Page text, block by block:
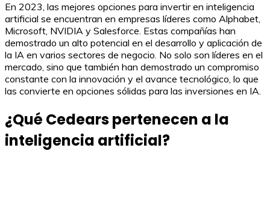
En 2023, las mejores opciones para invertir en inteligencia
artificial se encuentran en empresas líderes como Alphabet,
Microsoft, NVIDIA y Salesforce. Estas compañías han
demostrado un alto potencial en el desarrollo y aplicación de
la IA en varios sectores de negocio. No solo son líderes en el
mercado, sino que también han demostrado un compromiso
constante con la innovación y el avance tecnológico, lo que
las convierte en opciones sólidas para las inversiones en IA.
¿Qué Cedears pertenecen a la
inteligencia artificial?